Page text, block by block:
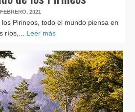
2021
Pirineos, todo el mundo piensa en
ríos,... Leer más